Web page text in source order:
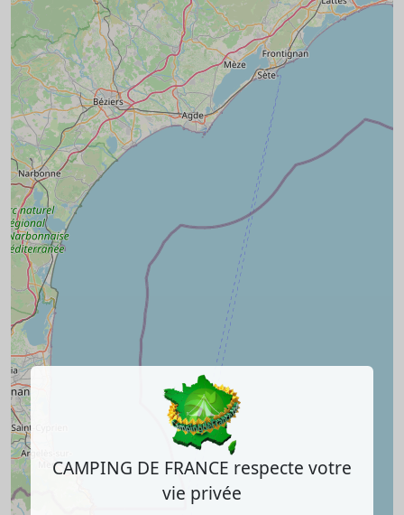
CAMPING DE FRANCE respecte votre
vie privée